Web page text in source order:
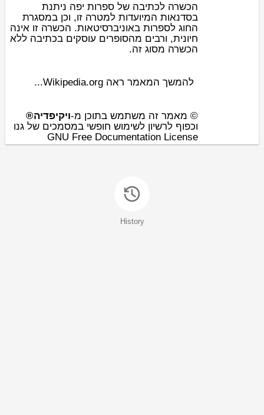
הכשרה לכתיבה של ספרות יפה ניתנת
בסדנאות המיועדות למטרה זו, וכן במסגרת
החוג לספרות באוניברסיטאות. הכשרה זו אינה
חיונית, ורבים מהסופרים עוסקים בכתיבה ללא
הכשרה מסוג זה.
להמשך המאמר ראה Wikipedia.org...
© מאמר זה משתמש בתוכן מ-ויקיפדיה®
וכפוף לרשיון לשימוש חופשי במסמכים של גנו
GNU Free Documentation License
History